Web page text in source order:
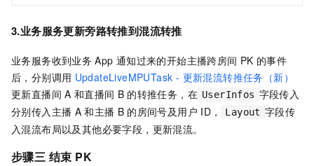
3.业务服务更新旁路转推到混流转推
业务服务收到业务 App 通知过来的开始主播跨房间 PK 的事件
后，分别调用 UpdateLiveMPUTask - 更新混流转推任务（新）
更新直播间 A 和直播间 B 的转推任务，在 UserInfos 字段传入
分别传入主播 A 和主播 B 的房间号及用户 ID， Layout 字段传
入混流布局以及其他必要字段，更新混流。
步骤三 结束 PK